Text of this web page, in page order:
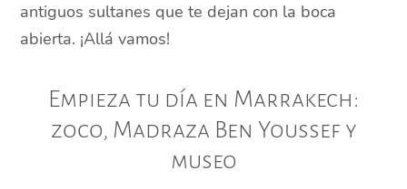
antiguos sultanes que te dejan con la boca
abierta. ¡Allá vamos!
Empieza tu día en Marrakech:
zoco, Madraza Ben Youssef y
museo